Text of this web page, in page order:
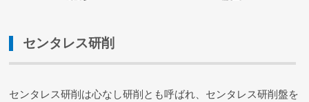
センタレス研削
センタレス研削は心なし研削とも呼ばれ、センタレス研削盤を